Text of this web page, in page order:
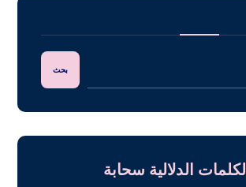
الكلمات الدلالية سحابة